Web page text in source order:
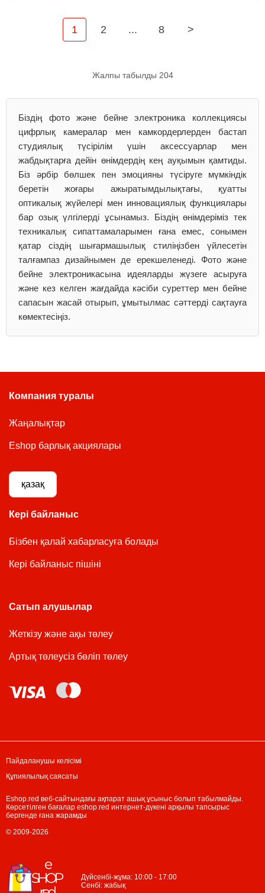
1 2 ... 8 >
Жалпы табылды 204
Біздің фото және бейне электроника коллекциясы
цифрлық камералар мен камкордерлерден бастап
студиялық түсірілім үшін аксессуарлар мен
жабдықтарға дейін өнімдердің кең ауқымын қамтиды.
Біз әрбір бөлшек пен эмоцияны түсіруге мүмкіндік
беретін жоғары ажыратымдылықтағы, қуатты
оптикалық жүйелері мен инновациялық функциялары
бар озық үлгілерді ұсынамыз. Біздің өнімдеріміз тек
техникалық сипаттамаларымен ғана емес, сонымен
қатар сіздің шығармашылық стиліңізбен үйлесетін
талғампаз дизайнымен де ерекшеленеді. Фото және
бейне электроникасына идеяларды жүзеге асыруға
және кез келген жағдайда кәсіби суреттер мен бейне
сапасын жасай отырып, ұмытылмас сәттерді сақтауға
көмектесіңіз.
Компания туралы
Жаңалықтар
Eshop барлық акциялары
қазақ
Кері байланыс
Бізбен қалай хабарласуға болады
Кері байланыс пішіні
Сатып алушылар
Жеткізу және ақы төлеу
Артық төлеусіз бөліп төлеу
Дүйсенбі-жұма: 10:00 - 17:00
Сенбі: жабық
Пайдаланушы келісімі
Құпиялылық саясаты
Eshop.red веб-сайтындағы ақпарат ашық ұсыныс болып табылмайды.
Көрсетілген бағалар eshop.red интернет-дүкені арқылы тапсырыс
бергенде ғана жарамды
© 2009-2026